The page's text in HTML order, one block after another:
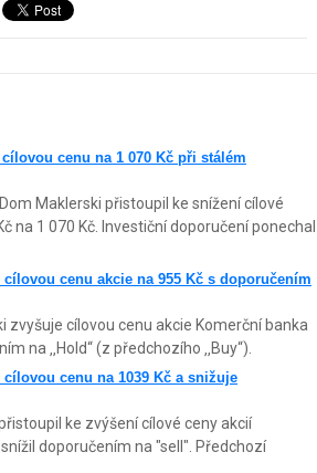
cenu na 1 070 Kč při stálém
Maklerski přistoupil ke snížení cílové
na 1 070 Kč. Investiční doporučení ponechal
cenu akcie na 955 Kč s doporučením
cílovou cenu akcie Komerční banka
na ‚‚Hold“ (z předchozího ‚‚Buy“).
cenu na 1039 Kč a snižuje
ke zvýšení cílové ceny akcií
doporučením na "sell". Předchozí